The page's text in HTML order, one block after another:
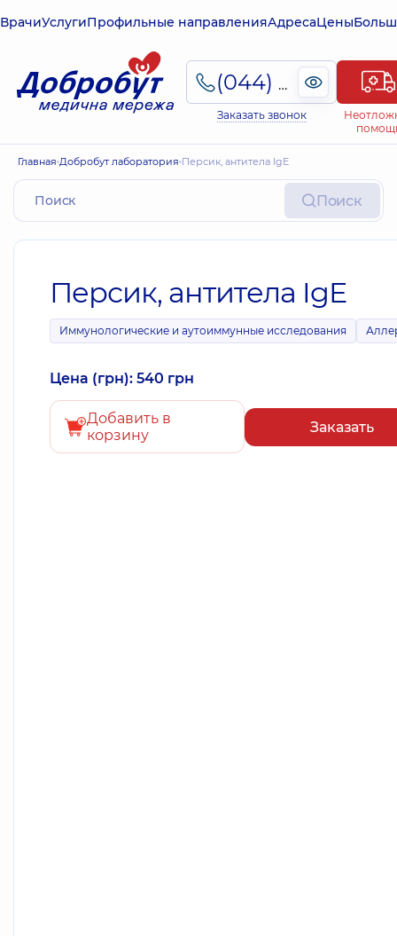
ВрачиУслугиПрофильные направленияАдресаЦены
(044) 495-2-888
Заказать звонок
Главная Добробут лаборатория Персик, антитела IgE
Поиск
Персик, антитела IgE
Иммунологические и аутоиммунные исследования
Цена (грн): 540 грн
Добавить в
корзину
Заказать